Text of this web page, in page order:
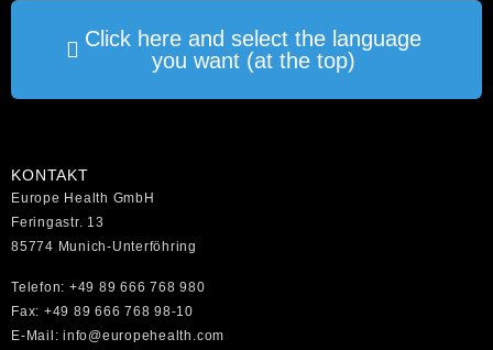
Click here and select the language
you want (at the top)
KONTAKT
Europe Health GmbH
Feringastr. 13
85774 Munich-Unterföhring
Telefon: +49 89 666 768 980
Fax: +49 89 666 768 98-10
E-Mail: info@europehealth.com